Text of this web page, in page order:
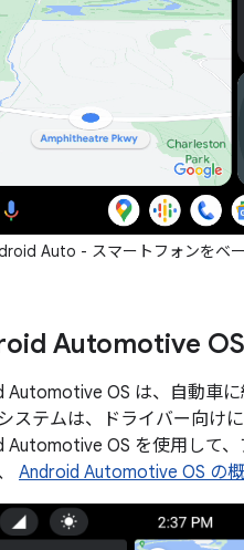
Auto - スマートフォンをベ
Automotive OS
Automotive OS は、自動車
ステムは、ドライバー向け
Automotive OS を使用して
Android Automotive OS の